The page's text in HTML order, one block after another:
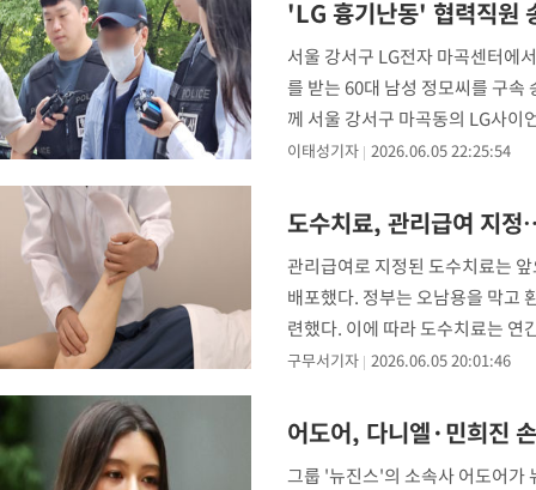
'LG 흉기난동' 협력직원
서울 강서구 LG전자 마곡센터에
를 받는 60대 남성 정모씨를 구속
께 서울 강서구 마곡동의 LG사이
터 무시
이태성기자 2026.06.05 22:25:54
도수치료, 관리급여 지
관리급여로 지정된 도수치료는
배포했다. 정부는 오남용을 막고
련했다. 이에 따라 도수치료는 연
가능 이학요
구무서기자 2026.06.05 20:01:46
어도어, 다니엘·민희진
그룹 '뉴진스'의 소속사 어도어가